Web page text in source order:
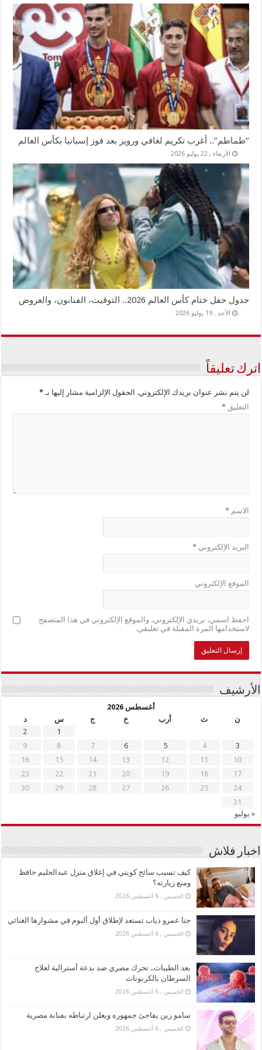
“طماطم”.. أغرب تكريم لغافي ورويز بعد فوز إسبانيا بكأس العالم
الأربعاء , 22 يوليو 2026
جدول حفل ختام كأس العالم 2026.. التوقيت، الفنانون، والعروض
الأحد , 19 يوليو 2026
اترك تعليقاً
لن يتم نشر عنوان بريدك الإلكتروني. الحقول الإلزامية مشار إليها بـ*
التعليق*
الاسم*
البريد الإلكتروني*
الموقع الإلكتروني
احفظ اسمي، بريدي الإلكتروني، والموقع الإلكتروني في هذا المتصفح
لاستخدامها المرة المقبلة في تعليقي.
الأرشيف
أغسطس 2026
ن
ث أرب خ ج س
د
1
2
3
4
5
6
7
8
9
10
11
12
13
14
15
16
17
18
19
20
21
22
23
24
25
26
27
28
29
30
31
« يوليو
اخبار فلاش
كيف تسبب سائح كويتي في إغلاق منزل عبدالحليم حافظ
ومنع زيارته؟
الخميس , 6 أغسطس 2026
جنا عمرو دياب تستعد لإطلاق أول ألبوم في مشوارها الغنائي
الخميس , 6 أغسطس 2026
بعد الطيبات.. تحرك مصري ضد بدعة أسترالية لعلاج
السرطان بالكربونات
الخميس , 6 أغسطس 2026
سامو زين يفاجئ جمهوره ويعلن ارتباطه بفنانة مصرية
الخميس , 6 أغسطس 2026